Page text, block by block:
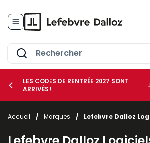
le sous-menu Vos métiers
le sous-menu Vos besoins
LES CODES DE RENTRÉE 2027 SONT
ARRIVÉS !
Accueil / Marques / Lefebvre Dalloz